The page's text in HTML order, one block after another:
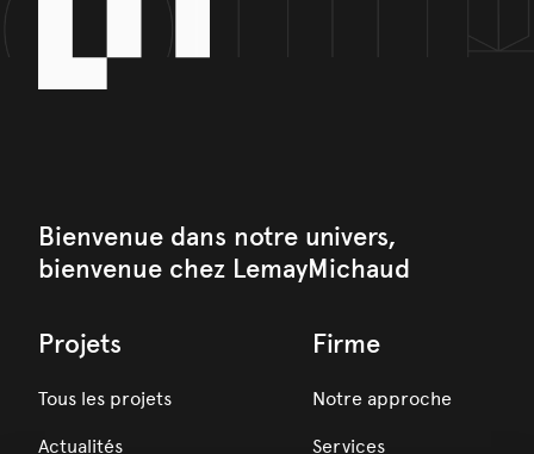
Bienvenue dans notre univers,
bienvenue chez LemayMichaud
Projets
Tous les projets
Actualités
Firme
Notre approche
Services